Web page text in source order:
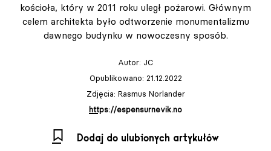
kościoła, który w 2011 roku uległ pożarowi. Głównym
celem architekta było odtworzenie monumentalizmu
dawnego budynku w nowoczesny sposób.
Autor: JC
Opublikowano: 21.12.2022
Zdjęcia: Rasmus Norlander
https://espensurnevik.no
Dodaj do ulubionych artykułów